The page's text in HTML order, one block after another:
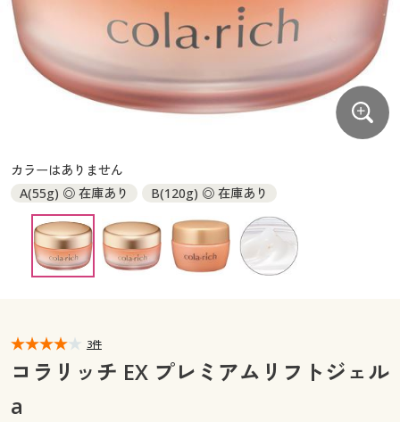
ジュニア・ティーンズ下着
大きいサイズ レディース服
大きいサイズ レディース下着
大きいサイズ 事務・制服
バーゲンセール
シークレットセール
詳細検索
商品カテゴリ一覧
カタログ・チラシからのご注文
デジタルカタログ
カタログ無料プレゼント
マイページ
閲覧履歴
大きいサイズ レディース下着
大きいサイズ メンズ
シークレットセール
商品カテゴリ一覧
カタログ
カタログ・チラシからのご注文
カタログ無料プレゼント
会員メニュー
閲覧履歴
カラーはありません
A(55g) ◎ 在庫あり
B(120g) ◎ 在庫あり
3件
コラリッチ EX プレミアムリフトジェル
a